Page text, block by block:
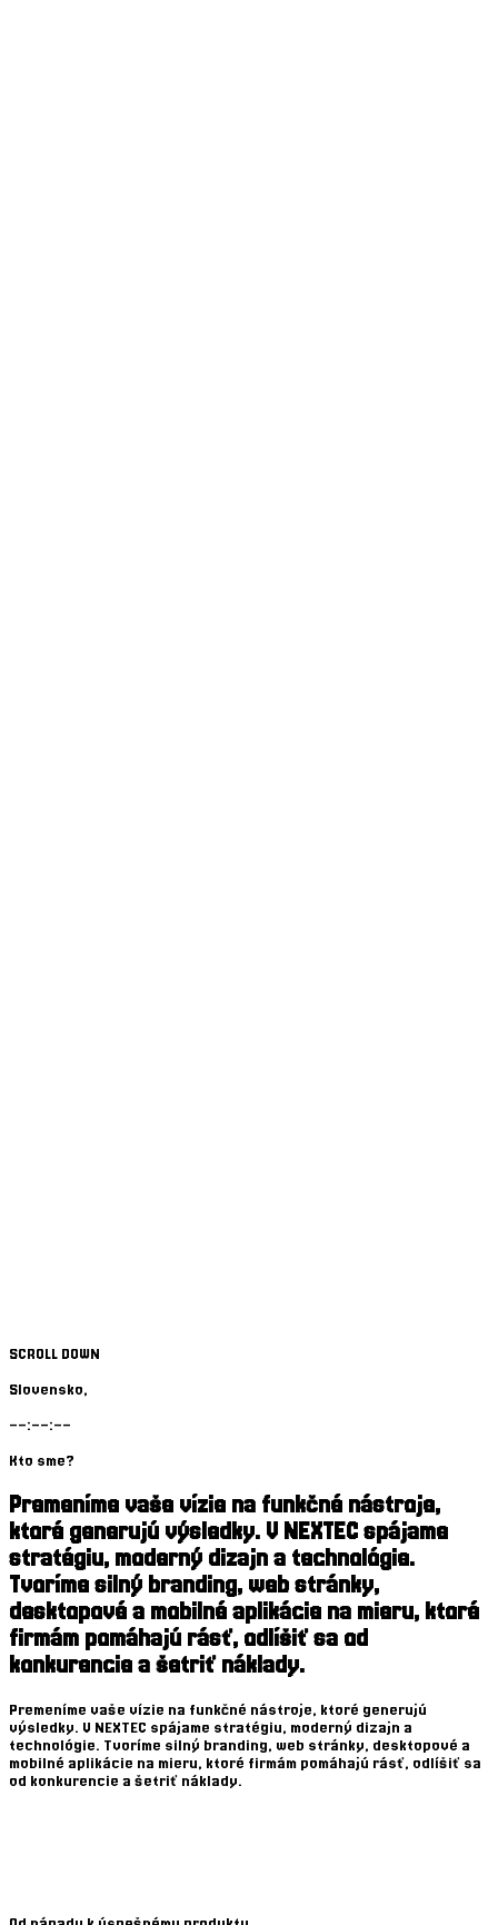
SCROLL DOWN
Slovensko,
--:--:--
Kto sme?
Premeníme vaše vízie na funkčné nástroje,
ktoré generujú výsledky. V NEXTEC spájame
stratégiu, moderný dizajn a technológie.
Tvoríme silný branding, web stránky,
desktopové a mobilné aplikácie na mieru, ktoré
firmám pomáhajú rásť, odlíšiť sa od
konkurencie a šetriť náklady.
Premeníme vaše vízie na funkčné nástroje, ktoré generujú
výsledky. V NEXTEC spájame stratégiu, moderný dizajn a
technológie. Tvoríme silný branding, web stránky, desktopové a
mobilné aplikácie na mieru, ktoré firmám pomáhajú rásť, odlíšiť sa
od konkurencie a šetriť náklady.